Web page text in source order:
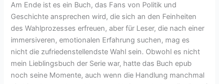
Am Ende ist es ein Buch, das Fans von Politik und
Geschichte ansprechen wird, die sich an den Feinheiten
des Wahlprozesses erfreuen, aber für Leser, die nach einer
immersiveren, emotionalen Erfahrung suchen, mag es
nicht die zufriedenstellendste Wahl sein. Obwohl es nicht
mein Lieblingsbuch der Serie war, hatte das Buch epub
noch seine Momente, auch wenn die Handlung manchmal